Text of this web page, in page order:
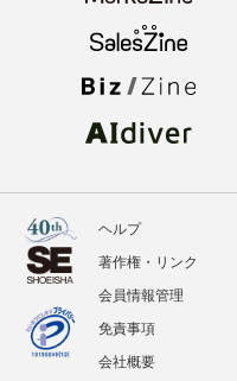
ヘルプ
著作権・リンク
会員情報管理
免責事項
会社概要